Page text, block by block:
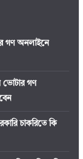
গণ অনলাইনে
ভোটার গণ
চাকরিতে কি